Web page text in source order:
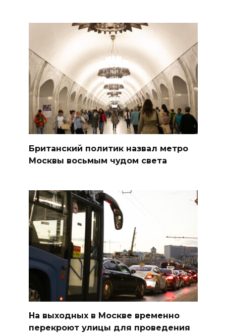
Британский политик назвал метро
Москвы восьмым чудом света
На выходных в Москве временно
перекроют улицы для проведения